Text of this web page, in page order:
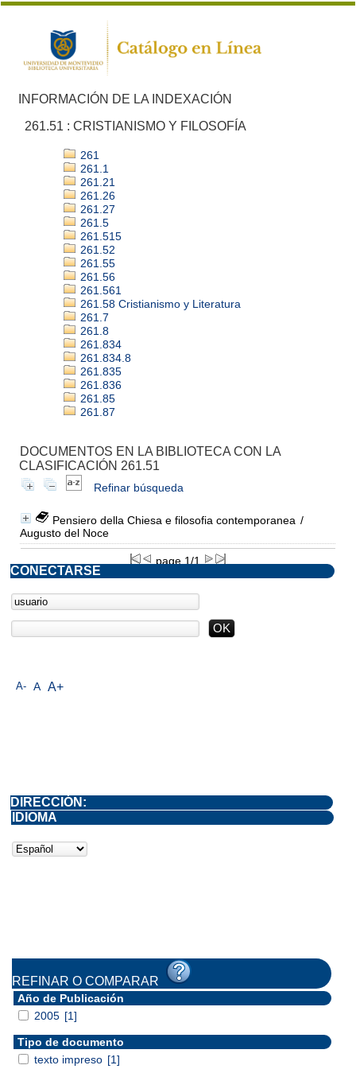
INFORMACIÓN DE LA INDEXACIÓN
261.51 : CRISTIANISMO Y FILOSOFÍA
261
261.1
261.21
261.26
261.27
261.5
261.515
261.52
261.55
261.56
261.561
261.58 Cristianismo y Literatura
261.7
261.8
261.834
261.834.8
261.835
261.836
261.85
261.87
DOCUMENTOS EN LA BIBLIOTECA CON LA
CLASIFICACIÓN 261.51
Refinar búsqueda
Pensiero della Chiesa e filosofia contemporanea /
Augusto del Noce
page 1/1
A- A A+
CONECTARSE
DIRECCIÓN:
IDIOMA
REFINAR O COMPARAR
Año de Publicación
2005 [1]
Tipo de documento
texto impreso [1]